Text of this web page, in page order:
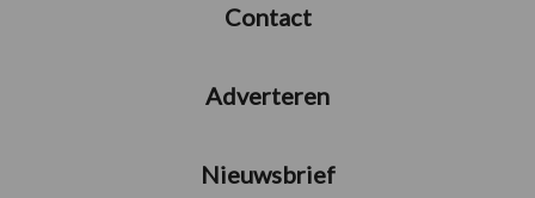
Contact
Adverteren
Nieuwsbrief